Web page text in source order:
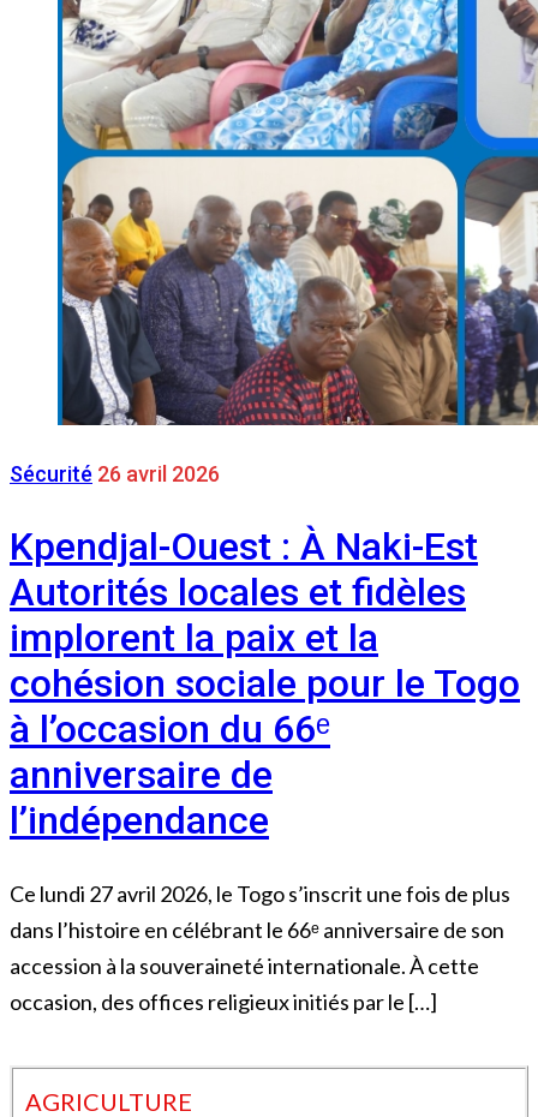
Sécurité 26 avril 2026
Kpendjal-Ouest : À Naki-Est
Autorités locales et fidèles
implorent la paix et la
cohésion sociale pour le Togo
à l’occasion du 66ᵉ
anniversaire de
l’indépendance
Ce lundi 27 avril 2026, le Togo s’inscrit une fois de plus
dans l’histoire en célébrant le 66ᵉ anniversaire de son
accession à la souveraineté internationale. À cette
occasion, des offices religieux initiés par le […]
AGRICULTURE